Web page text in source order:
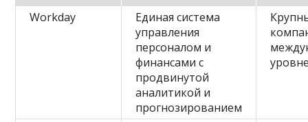
Workday
Единая система
управления
персоналом и
финансами с
продвинутой
аналитикой и
прогнозированием